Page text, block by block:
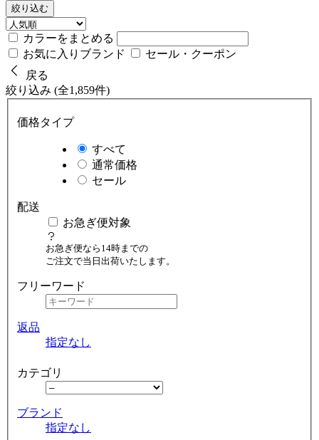
絞り込む
カラーをまとめる
お気に入りブランド
セール・クーポン
戻る
絞り込み (全1,859件)
価格タイプ
すべて
通常価格
セール
配送
お急ぎ便対象
お急ぎ便なら14時までの
ご注文で当日出荷いたします。
フリーワード
返品
指定なし
カテゴリ
ブランド
指定なし